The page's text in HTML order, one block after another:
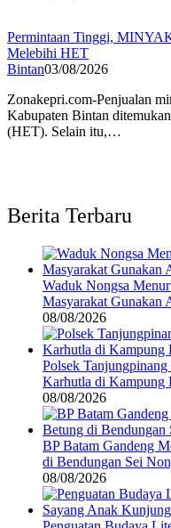
Permintaan Tinggi,
Melebihi HET
Bintan03/08/2026
Zonakepri.com-Penjualan
Kabupaten Bintan
(HET). Selain itu,…
Berita Terbaru
Waduk Nongsa
Masyarakat Gunakan
08/08/2026
Polsek
Karhutla di Kampung
08/08/2026
BP Batam Gandeng
di Bendungan Sei
08/08/2026